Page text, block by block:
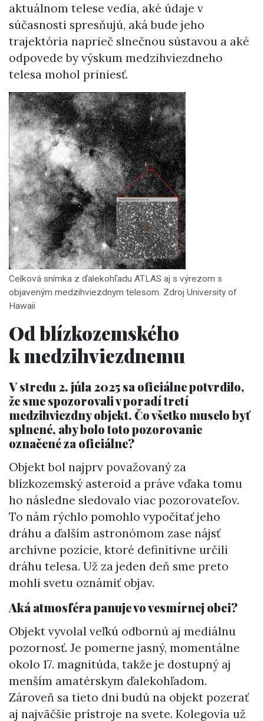
aktuálnom telese vedia, aké údaje v
súčasnosti spresňujú, aká bude jeho
trajektória naprieč slnečnou sústavou a aké
odpovede by výskum medzihviezdneho
telesa mohol priniesť.
Celková snímka z ďalekohľadu ATLAS aj s výrezom s
objaveným medzihviezdnym telesom. Zdroj University of
Hawaii
Od blízkozemského
k medzihviezdnemu
V stredu 2. júla 2025 sa oficiálne potvrdilo,
že sme spozorovali v poradí tretí
medzihviezdny objekt. Čo všetko muselo byť
splnené, aby bolo toto pozorovanie
označené za oficiálne?
Objekt bol najprv považovaný za
blízkozemský asteroid a práve vďaka tomu
ho následne sledovalo viac pozorovateľov.
To nám rýchlo pomohlo vypočítať jeho
dráhu a ďalším astronómom zase nájsť
archívne pozície, ktoré definitívne určili
dráhu telesa. Už za jeden deň sme preto
mohli svetu oznámiť objav.
Aká atmosféra panuje vo vesmírnej obci?
Objekt vyvolal veľkú odbornú aj mediálnu
pozornosť. Je pomerne jasný, momentálne
okolo 17. magnitúda, takže je dostupný aj
menším amatérskym ďalekohľadom.
Zároveň sa tieto dni budú na objekt pozerať
aj najväčšie prístroje na svete. Kolegovia už